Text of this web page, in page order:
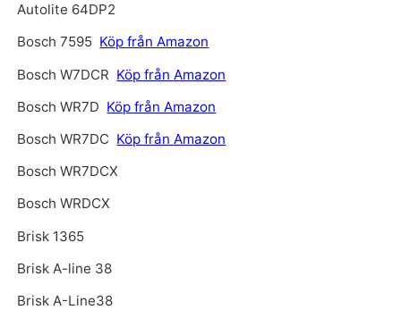
Autolite 64DP2
Bosch 7595 Köp från Amazon
Bosch W7DCR Köp från Amazon
Bosch WR7D Köp från Amazon
Bosch WR7DC Köp från Amazon
Bosch WR7DCX
Bosch WRDCX
Brisk 1365
Brisk A-line 38
Brisk A-Line38